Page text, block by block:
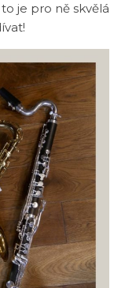
je pro ně skvělá